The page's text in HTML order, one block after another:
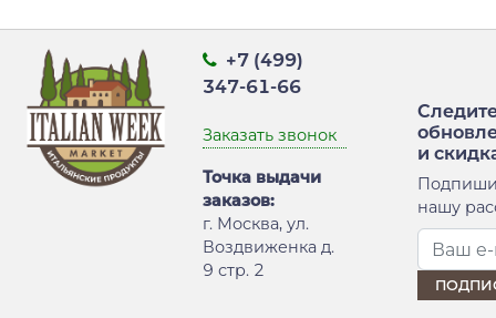
+7 (499)
347-61-66
Заказать звонок
Точка выдачи
заказов:
г. Москва, ул.
Воздвиженка д.
9 стр. 2
и
нашу